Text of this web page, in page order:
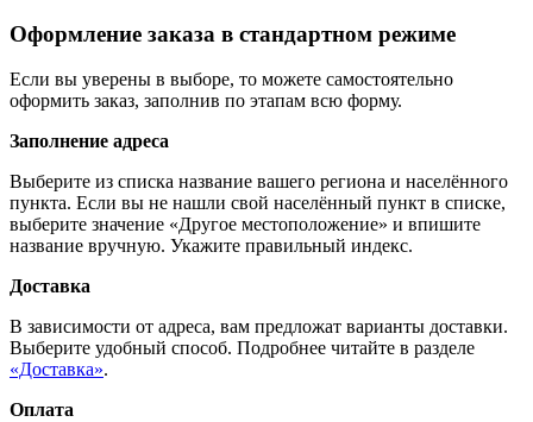
Оформление заказа в стандартном режиме
Если вы уверены в выборе, то можете самостоятельно
оформить заказ, заполнив по этапам всю форму.
Заполнение адреса
Выберите из списка название вашего региона и населённого
пункта. Если вы не нашли свой населённый пункт в списке,
выберите значение «Другое местоположение» и впишите
название вручную. Укажите правильный индекс.
Доставка
В зависимости от адреса, вам предложат варианты доставки.
Выберите удобный способ. Подробнее читайте в разделе
«Доставка».
Оплата